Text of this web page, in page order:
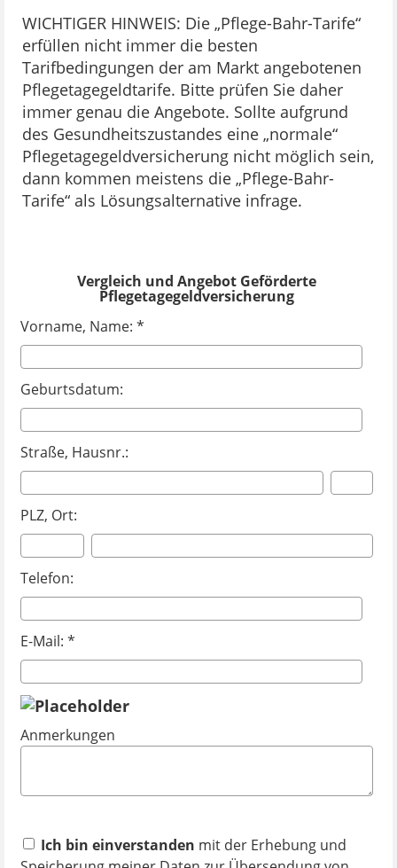
WICHTIGER HINWEIS: Die „Pflege-Bahr-Tarife“
erfüllen nicht immer die besten
Tarifbedingungen der am Markt angebotenen
Pflegetagegeldtarife. Bitte prüfen Sie daher
immer genau die Angebote. Sollte aufgrund
des Gesundheitszustandes eine „normale“
Pflegetagegeldversicherung nicht möglich sein,
dann kommen meistens die „Pflege-Bahr-
Tarife“ als Lösungsalternative infrage.
Vergleich und Angebot Geförderte
Pflegetagegeldversicherung
Vorname, Name: *
Geburtsdatum:
Straße, Hausnr.:
PLZ, Ort:
Telefon:
E-Mail: *
Anmerkungen
Ich bin einverstanden mit der Erhebung und